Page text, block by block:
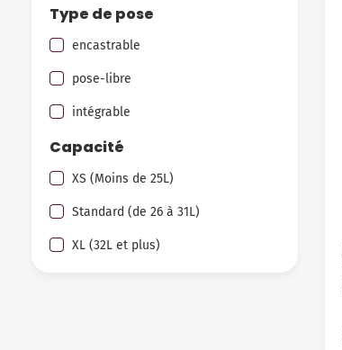
Type de pose
encastrable
pose-libre
intégrable
Capacité
XS (Moins de 25L)
Standard (de 26 à 31L)
XL (32L et plus)